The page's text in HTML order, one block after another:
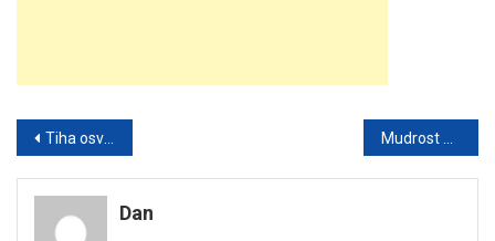
Post
navigation
Tiha osveta: kada kuća govori više od reči
Dan